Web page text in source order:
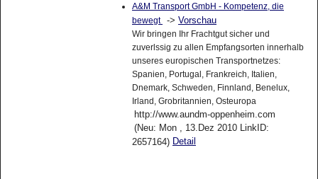
A&M Transport GmbH - Kompetenz, die
bewegt -> Vorschau
Wir bringen Ihr Frachtgut sicher und
zuverlssig zu allen Empfangsorten innerhalb
unseres europischen Transportnetzes:
Spanien, Portugal, Frankreich, Italien,
Dnemark, Schweden, Finnland, Benelux,
Irland, Grobritannien, Osteuropa
http://www.aundm-oppenheim.com
(Neu: Mon , 13.Dez 2010 LinkID:
2657164) Detail